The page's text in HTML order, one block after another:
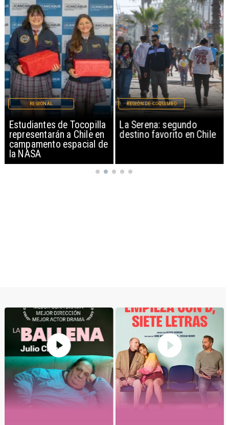
Estudiantes de Tocopilla
representarán a Chile en
campamento espacial de
la NASA
REGIONAL
La Serena: segundo
destino favorito en Chile
REGIÓN DE COQUIMBO